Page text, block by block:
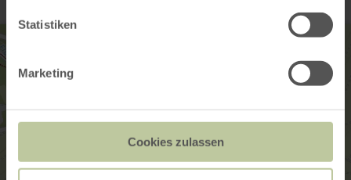
Statistiken
Marketing
Cookies zulassen